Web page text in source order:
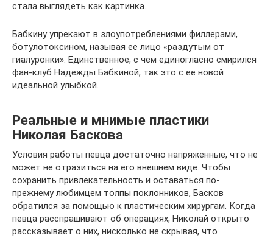
стала выглядеть как картинка.
Бабкину упрекают в злоупотреблениями филлерами,
ботулотоксином, называя ее лицо «раздутым от
гиалуронки». Единственное, с чем единогласно смирился
фан-клуб Надежды Бабкиной, так это с ее новой
идеальной улыбкой.
Реальные и мнимые пластики
Николая Баскова
Условия работы певца достаточно напряженные, что не
может не отразиться на его внешнем виде. Чтобы
сохранить привлекательность и оставаться по-
прежнему любимцем толпы поклонников, Басков
обратился за помощью к пластическим хирургам. Когда
певца расспрашивают об операциях, Николай открыто
рассказывает о них, нисколько не скрывая, что